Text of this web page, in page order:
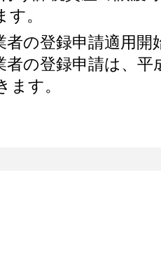
。
者の登録申請適用開
者の登録申請は、平
ます。